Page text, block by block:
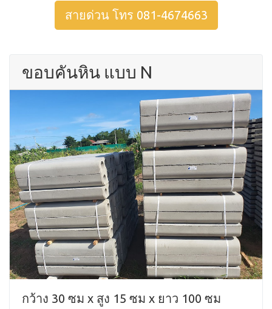
สายด่วน โทร 081-4674663
ขอบคันหิน แบบ N
กว้าง 30 ซม x สูง 15 ซม x ยาว 100 ซม